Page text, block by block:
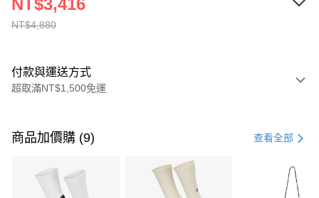
NT$4,880
NT$3,416
付款與運送方式
超取滿NT$1,500免運
信用卡一次付款
3 期 0 利率 每期 21家銀行
商品加價購 (9) 查看全部